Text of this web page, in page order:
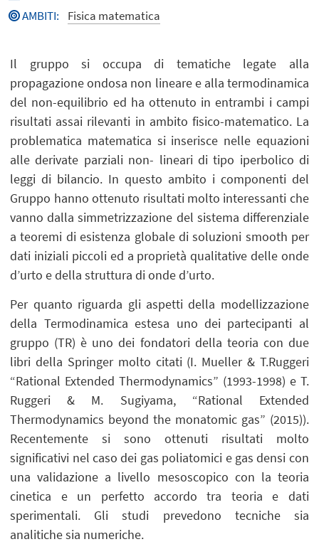
AMBITI: Fisica matematica
Il gruppo si occupa di tematiche legate alla
propagazione ondosa non lineare e alla termodinamica
del non-equilibrio ed ha ottenuto in entrambi i campi
risultati assai rilevanti in ambito fisico-matematico. La
problematica matematica si inserisce nelle equazioni
alle derivate parziali non- lineari di tipo iperbolico di
leggi di bilancio. In questo ambito i componenti del
Gruppo hanno ottenuto risultati molto interessanti che
vanno dalla simmetrizzazione del sistema differenziale
a teoremi di esistenza globale di soluzioni smooth per
dati iniziali piccoli ed a proprietà qualitative delle onde
d’urto e della struttura di onde d’urto.
Per quanto riguarda gli aspetti della modellizzazione
della Termodinamica estesa uno dei partecipanti al
gruppo (TR) è uno dei fondatori della teoria con due
libri della Springer molto citati (I. Mueller & T.Ruggeri
“Rational Extended Thermodynamics” (1993-1998) e T.
Ruggeri & M. Sugiyama, “Rational Extended
Thermodynamics beyond the monatomic gas” (2015)).
Recentemente si sono ottenuti risultati molto
significativi nel caso dei gas poliatomici e gas densi con
una validazione a livello mesoscopico con la teoria
cinetica e un perfetto accordo tra teoria e dati
sperimentali. Gli studi prevedono tecniche sia
analitiche sia numeriche.